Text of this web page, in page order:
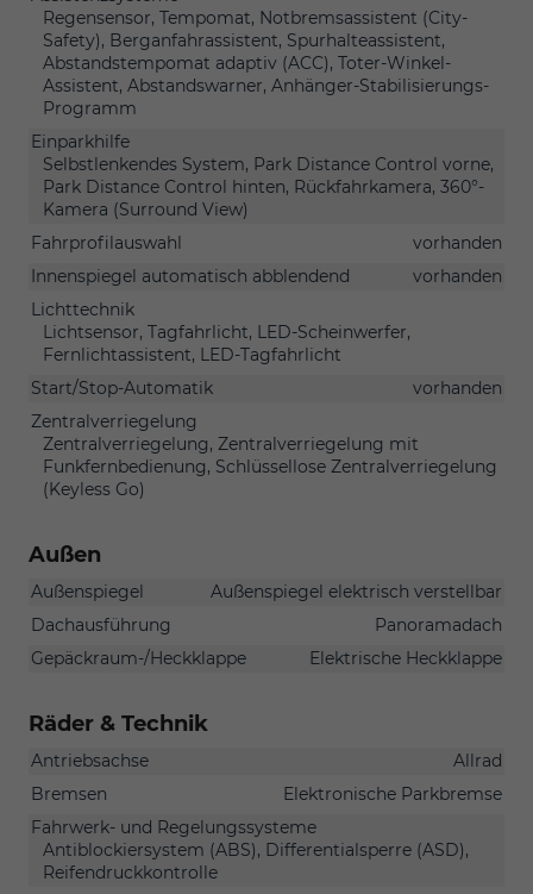
Regensensor, Tempomat, Notbremsassistent (City-
Safety), Berganfahrassistent, Spurhalteassistent,
Abstandstempomat adaptiv (ACC), Toter-Winkel-
Assistent, Abstandswarner, Anhänger-Stabilisierungs-
Programm
Einparkhilfe
Selbstlenkendes System, Park Distance Control vorne,
Park Distance Control hinten, Rückfahrkamera, 360°-
Kamera (Surround View)
Fahrprofilauswahl
vorhanden
Innenspiegel automatisch abblendend
vorhanden
Lichttechnik
Lichtsensor, Tagfahrlicht, LED-Scheinwerfer,
Fernlichtassistent, LED-Tagfahrlicht
Start/Stop-Automatik
vorhanden
Zentralverriegelung
Zentralverriegelung, Zentralverriegelung mit
Funkfernbedienung, Schlüssellose Zentralverriegelung
(Keyless Go)
Außen
Außenspiegel
Außenspiegel elektrisch verstellbar
Dachausführung
Panoramadach
Gepäckraum-/Heckklappe
Elektrische Heckklappe
Räder & Technik
Antriebsachse
Allrad
Bremsen
Elektronische Parkbremse
Fahrwerk- und Regelungssysteme
Antiblockiersystem (ABS), Differentialsperre (ASD),
Reifendruckkontrolle